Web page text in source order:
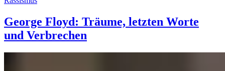
George Floyd: Träume, letzten Worte
und Verbrechen